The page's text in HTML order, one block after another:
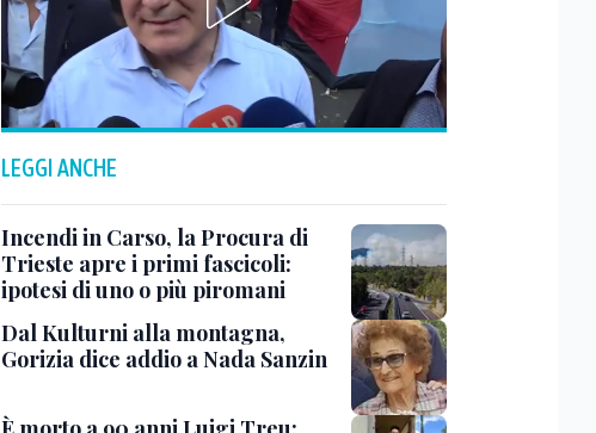
LEGGI ANCHE
Incendi in Carso, la Procura di
Trieste apre i primi fascicoli:
ipotesi di uno o più piromani
Dal Kulturni alla montagna,
Gorizia dice addio a Nada Sanzin